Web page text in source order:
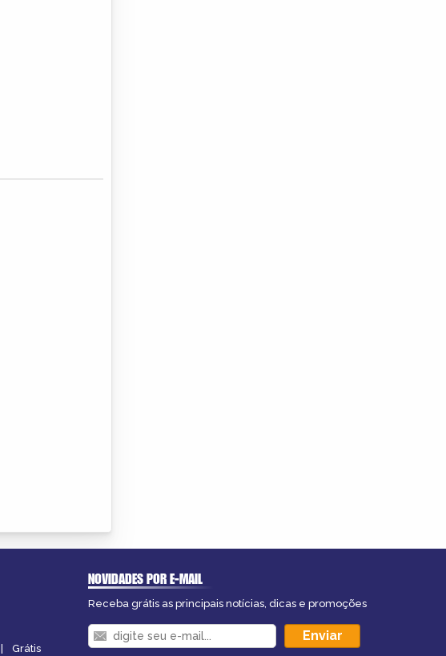
| Grátis
NOVIDADES POR E-MAIL
Receba grátis as principais notícias, dicas e promoções